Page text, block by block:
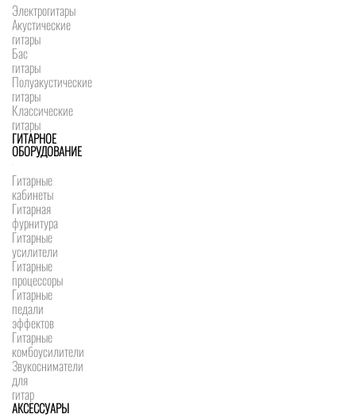
Электрогитары
Акустические
гитары
Бас
гитары
Полуакустические
гитары
Классические
гитары
ГИТАРНОЕ
ОБОРУДОВАНИЕ
Гитарные
кабинеты
Гитарная
фурнитура
Гитарные
усилители
Гитарные
процессоры
Гитарные
педали
эффектов
Гитарные
комбоусилители
Звукосниматели
для
гитар
АКСЕССУАРЫ